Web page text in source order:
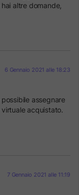
altre domande,
6 Gennaio 2021 alle 18:23
assegnare
acquistato.
7 Gennaio 2021 alle 11:19